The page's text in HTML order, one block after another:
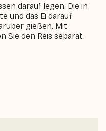
darauf legen. Die in
und das Ei darauf
gießen. Mit
Sie den Reis separat.